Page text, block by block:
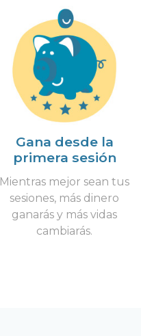
Gana desde la
primera sesión
Mientras mejor sean tus
sesiones, más dinero
ganarás y más vidas
cambiarás.